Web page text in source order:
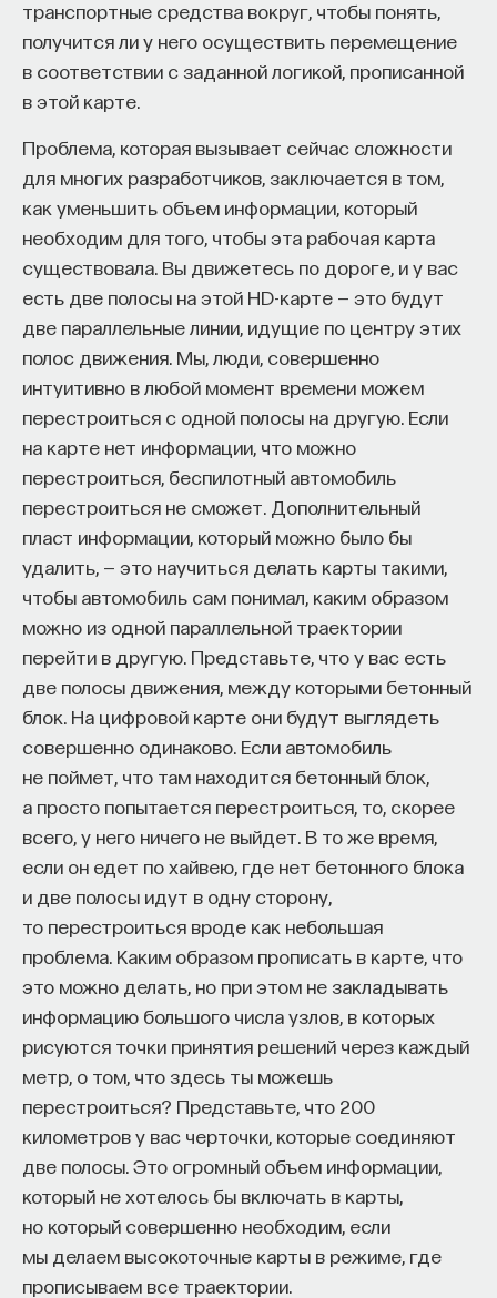
транспортные средства вокруг, чтобы понять,
получится ли у него осуществить перемещение
в соответствии с заданной логикой, прописанной
в этой карте.
Проблема, которая вызывает сейчас сложности
для многих разработчиков, заключается в том,
как уменьшить объем информации, который
необходим для того, чтобы эта рабочая карта
существовала. Вы движетесь по дороге, и у вас
есть две полосы на этой HD-карте — это будут
две параллельные линии, идущие по центру этих
полос движения. Мы, люди, совершенно
интуитивно в любой момент времени можем
перестроиться с одной полосы на другую. Если
на карте нет информации, что можно
перестроиться, беспилотный автомобиль
перестроиться не сможет. Дополнительный
пласт информации, который можно было бы
удалить, — это научиться делать карты такими,
чтобы автомобиль сам понимал, каким образом
можно из одной параллельной траектории
перейти в другую. Представьте, что у вас есть
две полосы движения, между которыми бетонный
блок. На цифровой карте они будут выглядеть
совершенно одинаково. Если автомобиль
не поймет, что там находится бетонный блок,
а просто попытается перестроиться, то, скорее
всего, у него ничего не выйдет. В то же время,
если он едет по хайвею, где нет бетонного блока
и две полосы идут в одну сторону,
то перестроиться вроде как небольшая
проблема. Каким образом прописать в карте, что
это можно делать, но при этом не закладывать
информацию большого числа узлов, в которых
рисуются точки принятия решений через каждый
метр, о том, что здесь ты можешь
перестроиться? Представьте, что 200
километров у вас черточки, которые соединяют
две полосы. Это огромный объем информации,
который не хотелось бы включать в карты,
но который совершенно необходим, если
мы делаем высокоточные карты в режиме, где
прописываем все траектории.
Что такое партнёрский материал?
Внеси свой вклад в дело
просвещения!
ПОДДЕРЖАТЬ ПОСТНАУКУ
372 публикации
АСТРОНОМИЯ ВСЕЛЕННАЯ ЗЕМЛЯ
ОБЩАЯ ТЕОРИЯ ОТНОСИТЕЛЬНОСТИ
ГРАВИТАЦИОННЫЕ ВОЛНЫ ЛУНА
ПРОСТРАНСТВО-ВРЕМЯ
ТОЧНЫЕ НАУКИ
Внеси свой вклад в дело
просвещения!
ПОДДЕРЖАТЬ ПОСТНАУКУ